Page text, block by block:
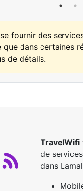
fournir des
dans certaines
de détails.
TravelWifi
de
dans